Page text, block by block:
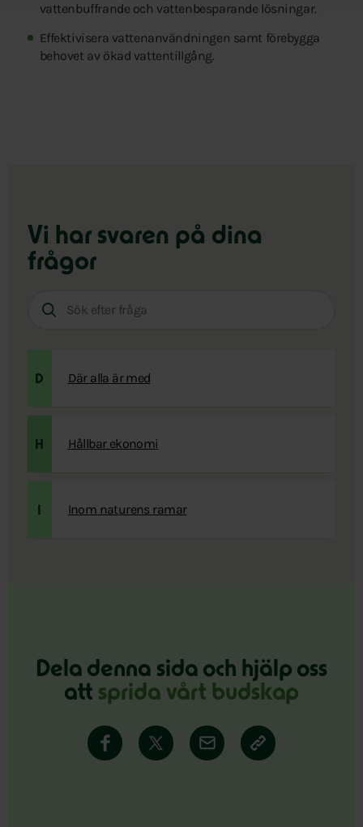
vattenbuffrande och vattenbesparande lösningar.
Effektivisera vattenanvändningen samt förebygga
behovet av ökad vattentillgång.
Vi har svaren på dina
frågor
D Där alla är med
H Hållbar ekonomi
Inom naturens ramar
Dela denna sida och hjälp oss
att sprida vårt budskap